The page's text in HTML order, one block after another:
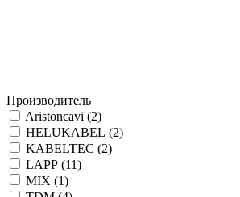
Производитель
Aristoncavi (2)
HELUKABEL (2)
KABELTEC (2)
LAPP (11)
MIX (1)